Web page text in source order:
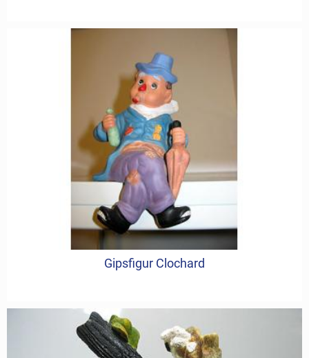
Gipsfigur Clochard